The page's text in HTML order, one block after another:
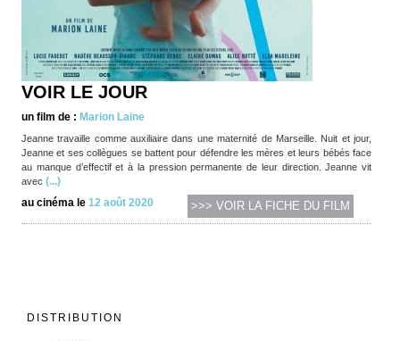
VOIR LE JOUR
un film de : Marion Laine
Jeanne travaille comme auxiliaire dans une maternité de Marseille. Nuit et jour,
Jeanne et ses collègues se battent pour défendre les mères et leurs bébés face
au manque d’effectif et à la pression permanente de leur direction. Jeanne vit
avec (...)
au cinéma le 12 août 2020 >>> VOIR LA FICHE DU FILM
DISTRIBUTION